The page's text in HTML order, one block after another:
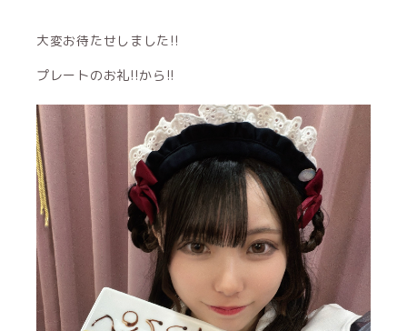
大変お待たせしました!!
プレートのお礼!!から!!